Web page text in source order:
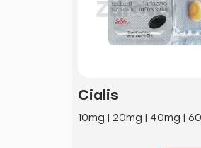
Cialis
10mg | 20mg | 40mg |